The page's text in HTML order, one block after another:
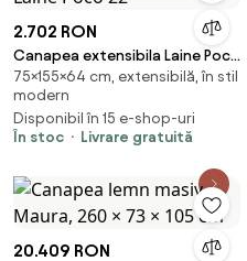
2.702 RON
Canapea extensibila Laine Poco
22
75×155×64 cm, extensibilă, în stil
modern
Disponibil în 15 e-shop-uri
În stoc
Livrare gratuită
20.409 RON